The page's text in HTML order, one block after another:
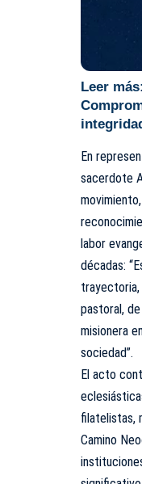
Leer más:
En
sacerdote
labor
décadas:
trayectoria,
pastoral,
misionera
sociedad”.
El acto
filatelistas,
Camino